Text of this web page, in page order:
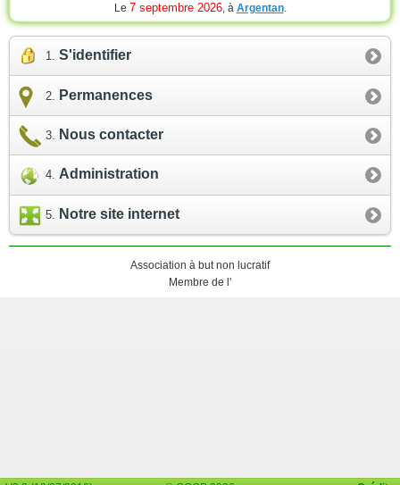
Le 7 septembre 2026, à Argentan.
S'identifier
Permanences
Nous contacter
Administration
Notre site internet
Association à but non lucratif
Membre de l'